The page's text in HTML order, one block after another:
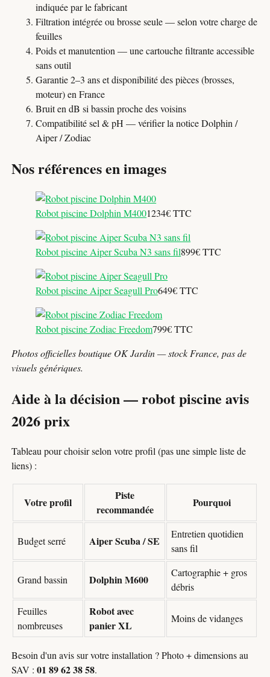
indiquée par le fabricant
Filtration intégrée ou brosse seule — selon votre charge de
feuilles
Poids et manutention — une cartouche filtrante accessible
sans outil
Garantie 2–3 ans et disponibilité des pièces (brosses,
moteur) en France
Bruit en dB si bassin proche des voisins
Compatibilité sel & pH — vérifier la notice Dolphin /
Aiper / Zodiac
Nos références en images
Robot piscine Dolphin M4001234€ TTC
Robot piscine Aiper Scuba N3 sans fil899€ TTC
Robot piscine Aiper Seagull Pro649€ TTC
Robot piscine Zodiac Freedom799€ TTC
Photos officielles boutique OK Jardin — stock France, pas de
visuels génériques.
Aide à la décision — robot piscine avis
2026 prix
Tableau pour choisir selon votre profil (pas une simple liste de
liens) :
Votre profil
Piste
recommandée
Pourquoi
Budget serré Aiper Scuba / SE
Entretien quotidien
sans fil
Grand bassin Dolphin M600
Cartographie + gros
débris
Feuilles
nombreuses
Robot avec
panier XL
Moins de vidanges
Besoin d'un avis sur votre installation ? Photo + dimensions au
SAV :01 89 62 38 58.